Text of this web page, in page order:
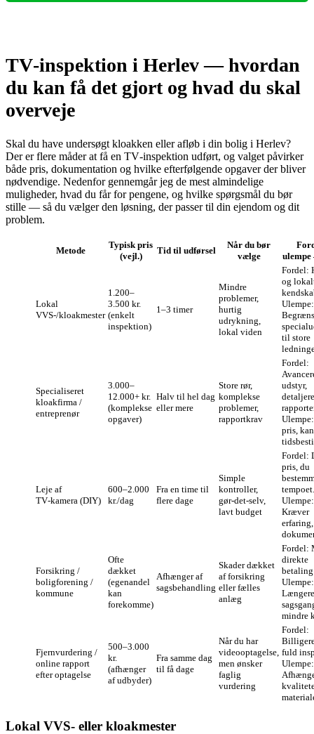
TV‑inspektion i Herlev — hvordan
du kan få det gjort og hvad du skal
overveje
Skal du have undersøgt kloakken eller afløb i din bolig i Herlev?
Der er flere måder at få en TV‑inspektion udført, og valget påvirker
både pris, dokumentation og hvilke efterfølgende opgaver der bliver
nødvendige. Nedenfor gennemgår jeg de mest almindelige
muligheder, hvad du får for pengene, og hvilke spørgsmål du bør
stille — så du vælger den løsning, der passer til din ejendom og dit
problem.
Metode
Typisk pris
(vejl.)
Tid til udførsel
Når du bør
vælge
Lokal
VVS‑/kloakmester
1.200–
3.500 kr.
(enkelt
inspektion)
1–3 timer
Mind­re
problemer,
hurtig
udrykning,
lokal viden
Fordel:
og
Ulempe:
til store
Specialiseret
kloakfirma /
entreprenør
3.000–
12.000+ kr.
(komplekse
opgaver)
Halv til hel dag
eller mere
Store rør,
komplekse
problemer,
rapportkrav
Fordel:
udstyr,
pris,
Leje af
TV‑kamera (DIY)
600–2.000
kr./dag
Fra en time til
flere dage
Simple
kontroller,
gør‑det‑selv,
lavt budget
Fordel:
pris, du
tempoet.
Ulempe:
Kræver
Forsikring /
boligforening /
kommune
Ofte
dækket
(egenandel
kan
forekomme)
Afhænger af
sagsbehandling
Skader dækket
af forsikring
eller fælles
anlæg
Fordel:
direkte
Ulempe:
Længere
mindre
Fjernvurdering /
online rapport
efter optagelse
500–3.000
kr.
(afhænger
af udbyder)
Fra samme dag
til få dage
Når du har
videooptagelse,
men ønsker
faglig
vurdering
Fordel:
fuld
Ulempe:
Lokal VVS‑ eller kloakmester